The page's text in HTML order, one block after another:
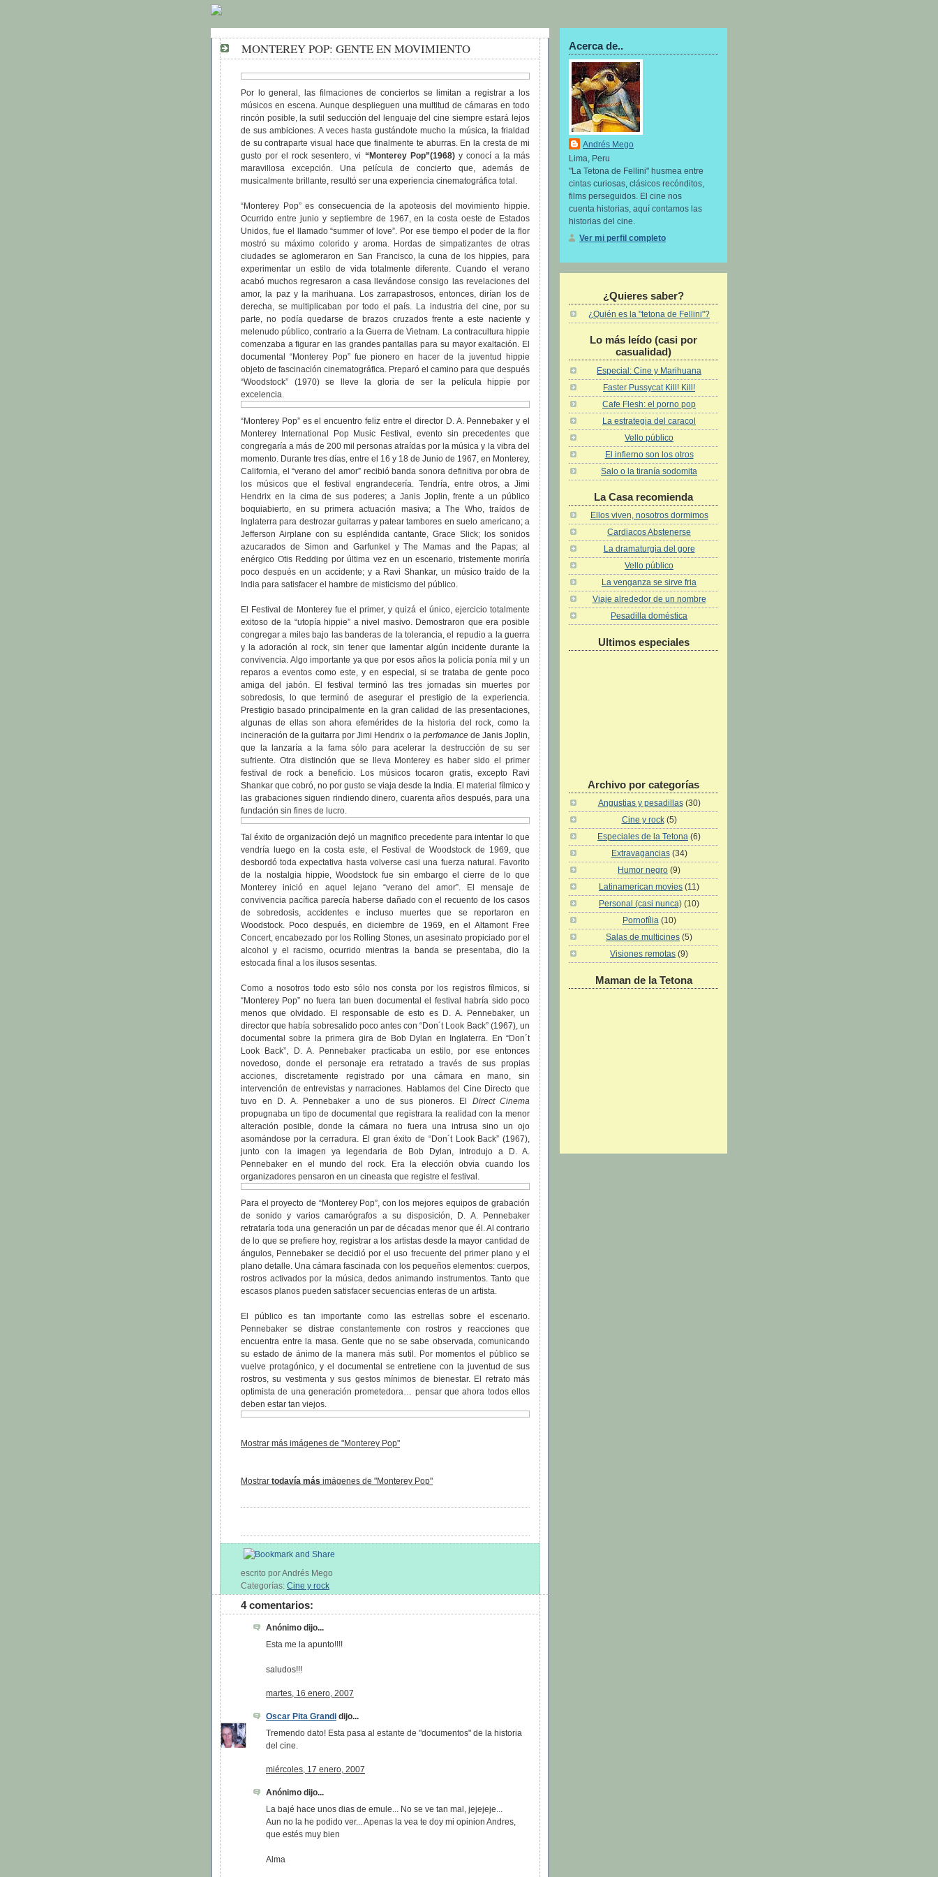
MONTEREY POP: GENTE EN MOVIMIENTO
Por lo general, las filmaciones de conciertos se limitan a registrar a los
músicos en escena. Aunque desplieguen una multitud de cámaras en todo
rincón posible, la sutil seducción del lenguaje del cine siempre estará lejos
de sus ambiciones. A veces hasta gustándote mucho la música, la frialdad
de su contraparte visual hace que finalmente te aburras. En la cresta de mi
gusto por el rock sesentero, vi “Monterey Pop”(1968)y conocí a la más
maravillosa excepción. Una película de concierto que, además de
musicalmente brillante, resultó ser una experiencia cinematográfica total.
“Monterey Pop” es consecuencia de la apoteosis del movimiento hippie.
Ocurrido entre junio y septiembre de 1967, en la costa oeste de Estados
Unidos, fue el llamado “summer of love”. Por ese tiempo el poder de la flor
mostró su máximo colorido y aroma. Hordas de simpatizantes de otras
ciudades se aglomeraron en San Francisco, la cuna de los hippies, para
experimentar un estilo de vida totalmente diferente. Cuando el verano
acabó muchos regresaron a casa llevándose consigo las revelaciones del
amor, la paz y la marihuana. Los zarrapastrosos, entonces, dirían los de
derecha, se multiplicaban por todo el país. La industria del cine, por su
parte, no podía quedarse de brazos cruzados frente a este naciente y
melenudo público, contrario a la Guerra de Vietnam. La contracultura hippie
comenzaba a figurar en las grandes pantallas para su mayor exaltación. El
documental “Monterey Pop” fue pionero en hacer de la juventud hippie
objeto de fascinación cinematográfica. Preparó el camino para que después
“Woodstock” (1970) se lleve la gloria de ser la película hippie por
excelencia.
“Monterey Pop” es el encuentro feliz entre el director D. A. Pennebaker y el
Monterey International Pop Music Festival, evento sin precedentes que
congregaría a más de 200 mil personas atraídas por la música y la vibra del
momento. Durante tres días, entre el 16 y 18 de Junio de 1967, en Monterey,
California, el “verano del amor” recibió banda sonora definitiva por obra de
los músicos que el festival engrandecería. Tendría, entre otros, a Jimi
Hendrix en la cima de sus poderes; a Janis Joplin, frente a un público
boquiabierto, en su primera actuación masiva; a The Who, traídos de
Inglaterra para destrozar guitarras y patear tambores en suelo americano; a
Jefferson Airplane con su espléndida cantante, Grace Slick; los sonidos
azucarados de Simon and Garfunkel y The Mamas and the Papas; al
enérgico Otis Redding por última vez en un escenario, tristemente moriría
poco después en un accidente; y a Ravi Shankar, un músico traído de la
India para satisfacer el hambre de misticismo del público.
El Festival de Monterey fue el primer, y quizá el único, ejercicio totalmente
exitoso de la “utopía hippie” a nivel masivo. Demostraron que era posible
congregar a miles bajo las banderas de la tolerancia, el repudio a la guerra
y la adoración al rock, sin tener que lamentar algún incidente durante la
convivencia. Algo importante ya que por esos años la policía ponía mil y un
reparos a eventos como este, y en especial, si se trataba de gente poco
amiga del jabón. El festival terminó las tres jornadas sin muertes por
sobredosis, lo que terminó de asegurar el prestigio de la experiencia.
Prestigio basado principalmente en la gran calidad de las presentaciones,
algunas de ellas son ahora efemérides de la historia del rock, como la
incineración de la guitarra por Jimi Hendrix o la perfomancede Janis Joplin,
que la lanzaría a la fama sólo para acelerar la destrucción de su ser
sufriente. Otra distinción que se lleva Monterey es haber sido el primer
festival de rock a beneficio. Los músicos tocaron gratis, excepto Ravi
Shankar que cobró, no por gusto se viaja desde la India. El material fílmico y
las grabaciones siguen rindiendo dinero, cuarenta años después, para una
fundación sin fines de lucro.
Tal éxito de organización dejó un magnifico precedente para intentar lo que
vendría luego en la costa este, el Festival de Woodstock de 1969, que
desbordó toda expectativa hasta volverse casi una fuerza natural. Favorito
de la nostalgia hippie, Woodstock fue sin embargo el cierre de lo que
Monterey inició en aquel lejano “verano del amor”. El mensaje de
convivencia pacífica parecía haberse dañado con el recuento de los casos
de sobredosis, accidentes e incluso muertes que se reportaron en
Woodstock. Poco después, en diciembre de 1969, en el Altamont Free
Concert, encabezado por los Rolling Stones, un asesinato propiciado por el
alcohol y el racismo, ocurrido mientras la banda se presentaba, dio la
estocada final a los ilusos sesentas.
Como a nosotros todo esto sólo nos consta por los registros fílmicos, si
“Monterey Pop” no fuera tan buen documental el festival habría sido poco
menos que olvidado. El responsable de esto es D. A. Pennebaker, un
director que había sobresalido poco antes con “Don´t Look Back” (1967), un
documental sobre la primera gira de Bob Dylan en Inglaterra. En “Don´t
Look Back”, D. A. Pennebaker practicaba un estilo, por ese entonces
novedoso, donde el personaje era retratado a través de sus propias
acciones, discretamente registrado por una cámara en mano, sin
intervención de entrevistas y narraciones. Hablamos del Cine Directo que
tuvo en D. A. Pennebaker a uno de sus pioneros. El Direct Cinema
propugnaba un tipo de documental que registrara la realidad con la menor
alteración posible, donde la cámara no fuera una intrusa sino un ojo
asomándose por la cerradura. El gran éxito de “Don´t Look Back” (1967),
junto con la imagen ya legendaria de Bob Dylan, introdujo a D. A.
Pennebaker en el mundo del rock. Era la elección obvia cuando los
organizadores pensaron en un cineasta que registre el festival.
Para el proyecto de “Monterey Pop”, con los mejores equipos de grabación
de sonido y varios camarógrafos a su disposición, D. A. Pennebaker
retrataría toda una generación un par de décadas menor que él. Al contrario
de lo que se prefiere hoy, registrar a los artistas desde la mayor cantidad de
ángulos, Pennebaker se decidió por el uso frecuente del primer plano y el
plano detalle. Una cámara fascinada con los pequeños elementos: cuerpos,
rostros activados por la música, dedos animando instrumentos. Tanto que
escasos planos pueden satisfacer secuencias enteras de un artista.
El público es tan importante como las estrellas sobre el escenario.
Pennebaker se distrae constantemente con rostros y reacciones que
encuentra entre la masa. Gente que no se sabe observada, comunicando
su estado de ánimo de la manera más sutil. Por momentos el público se
vuelve protagónico, y el documental se entretiene con la juventud de sus
rostros, su vestimenta y sus gestos mínimos de bienestar. El retrato más
optimista de una generación prometedora… pensar que ahora todos ellos
deben estar tan viejos.
Mostrar más imágenes de "Monterey Pop"
Mostrar todavía más imágenes de "Monterey Pop"
escrito por Andrés Mego
Categorías: Cine y rock
4 comentarios:
Anónimo dijo...
Esta me la apunto!!!!
saludos!!!
martes, 16 enero, 2007
Oscar Pita Grandi dijo...
Tremendo dato! Esta pasa al estante de "documentos" de la historia
del cine.
miércoles, 17 enero, 2007
Anónimo dijo...
La bajé hace unos dias de emule... No se ve tan mal, jejejeje...
Aun no la he podido ver... Apenas la vea te doy mi opinion Andres,
que estés muy bien
Alma
Acerca de..
Andrés Mego
Lima, Peru
"La Tetona de Fellini" husmea entre
cintas curiosas, clásicos recónditos,
films perseguidos. El cine nos
cuenta historias, aquí contamos las
historias del cine.
Ver mi perfil completo
¿Quieres saber?
¿Quién es la "tetona de Fellini"?
Lo más leí­do (casi por
casualidad)
Especial: Cine y Marihuana
Faster Pussycat Kill! Kill!
Cafe Flesh: el porno pop
La estrategia del caracol
Vello público
El infierno son los otros
Salo o la tiranía sodomita
La Casa recomienda
Ellos viven, nosotros dormimos
Cardiacos Abstenerse
La dramaturgia del gore
Vello público
La venganza se sirve fria
Viaje alrededor de un nombre
Pesadilla doméstica
Ultimos especiales
Archivo por categorías
Angustias y pesadillas (30)
Cine y rock (5)
Especiales de la Tetona (6)
Extravagancias (34)
Humor negro (9)
Latinamerican movies (11)
Personal (casi nunca) (10)
Pornofília (10)
Salas de multicines (5)
Visiones remotas (9)
Maman de la Tetona